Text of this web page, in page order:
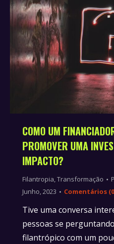
COMO UM
PROMOVER UMA
IMPACTO?
Filantropia,Transformação
Junho, 2023
Comentários
Tive uma conversa
pessoas se
filantrópico com um